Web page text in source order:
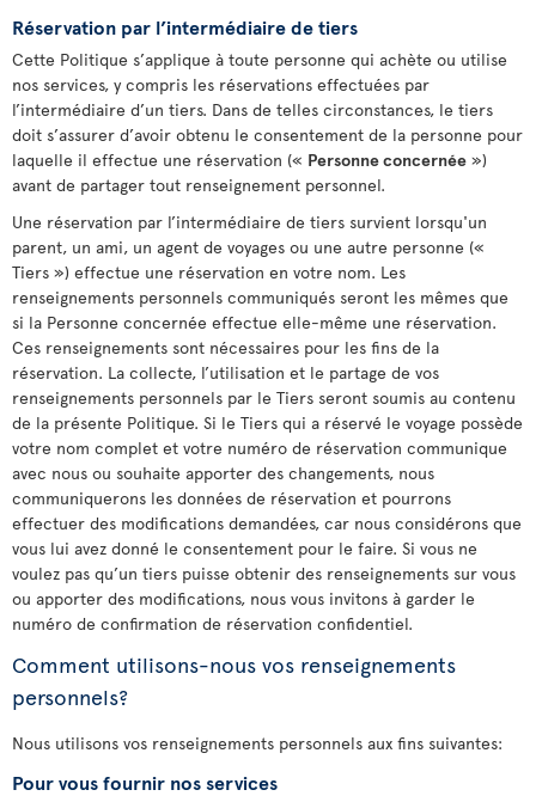
Réservation par l’intermédiaire de tiers
Cette Politique s’applique à toute personne qui achète ou utilise
nos services, y compris les réservations effectuées par
l’intermédiaire d’un tiers. Dans de telles circonstances, le tiers
doit s’assurer d’avoir obtenu le consentement de la personne pour
laquelle il effectue une réservation (« Personne concernée »)
avant de partager tout renseignement personnel.
Une réservation par l’intermédiaire de tiers survient lorsqu'un
parent, un ami, un agent de voyages ou une autre personne («
Tiers ») effectue une réservation en votre nom. Les
renseignements personnels communiqués seront les mêmes que
si la Personne concernée effectue elle-même une réservation.
Ces renseignements sont nécessaires pour les fins de la
réservation. La collecte, l’utilisation et le partage de vos
renseignements personnels par le Tiers seront soumis au contenu
de la présente Politique. Si le Tiers qui a réservé le voyage possède
votre nom complet et votre numéro de réservation communique
avec nous ou souhaite apporter des changements, nous
communiquerons les données de réservation et pourrons
effectuer des modifications demandées, car nous considérons que
vous lui avez donné le consentement pour le faire. Si vous ne
voulez pas qu’un tiers puisse obtenir des renseignements sur vous
ou apporter des modifications, nous vous invitons à garder le
numéro de confirmation de réservation confidentiel.
Comment utilisons-nous vos renseignements
personnels?
Nous utilisons vos renseignements personnels aux fins suivantes:
Pour vous fournir nos services